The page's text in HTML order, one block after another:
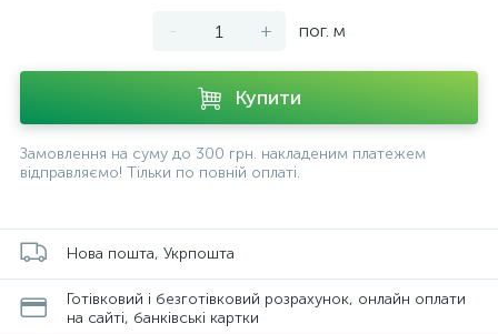
- + пог. м
Купити
Замовлення на суму до 300 грн. накладеним платежем
відправляємо! Тільки по повній оплаті.
Нова пошта, Укрпошта
Готівковий і безготівковий розрахунок, онлайн оплати
на сайті, банківські картки